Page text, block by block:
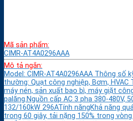
Mã sản phẩm:
CIMR-AT4A0296AAA
Mô tả ngắn:
Model: CIMR-AT4A0296AAA Thông số
thường: Quạt công nghiệp, Bơm, HVAC
máy nén, sản xuất bao bì, máy giặt
palăng.Nguồn cấp AC 3 pha 380-480V,
132/160kW 296ATính năngKhả năng
trong 60 giây, tải nặng 150% trong